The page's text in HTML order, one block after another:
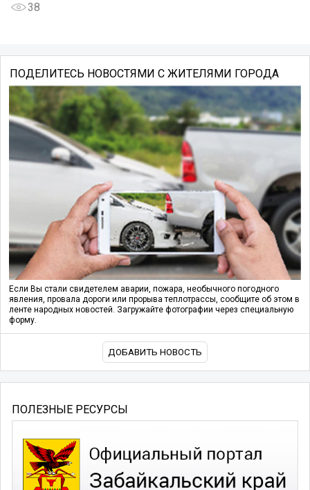
38
ПОДЕЛИТЕСЬ НОВОСТЯМИ С ЖИТЕЛЯМИ ГОРОДА
Если Вы стали свидетелем аварии, пожара, необычного погодного
явления, провала дороги или прорыва теплотрассы, сообщите об этом в
ленте народных новостей. Загружайте фотографии через специальную
форму.
ДОБАВИТЬ НОВОСТЬ
ПОЛЕЗНЫЕ РЕСУРСЫ